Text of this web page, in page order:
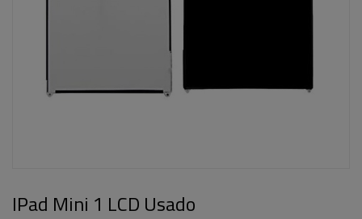
IPad Mini 1 LCD Usado